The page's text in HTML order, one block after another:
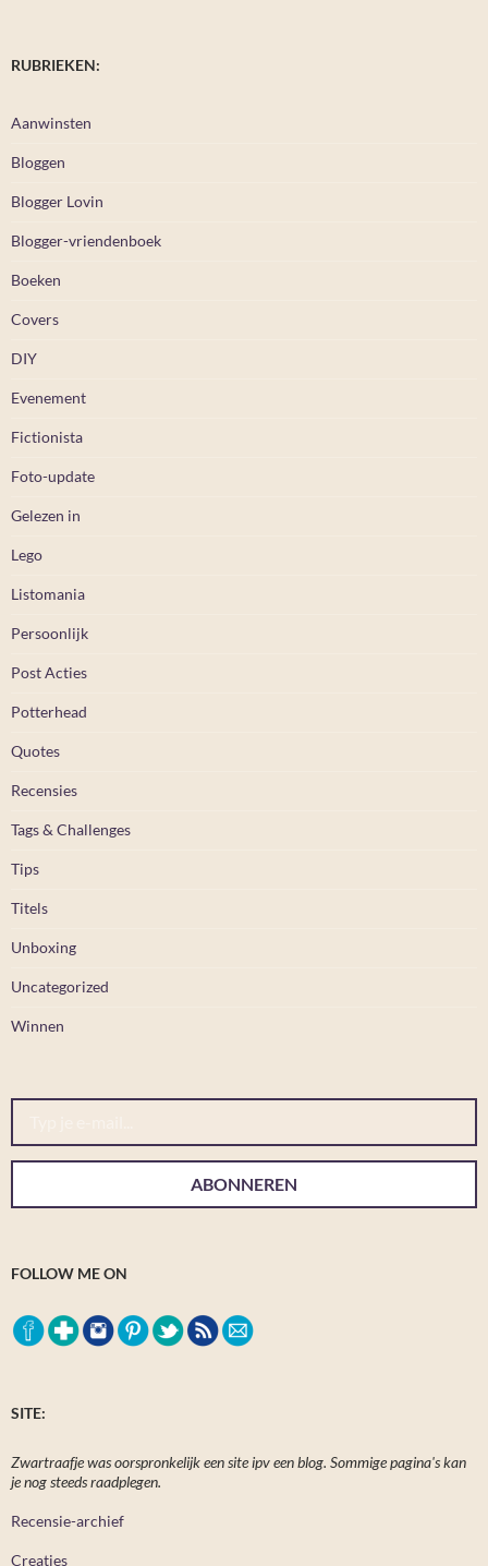
RUBRIEKEN:
Aanwinsten
Bloggen
Blogger Lovin
Blogger-vriendenboek
Boeken
Covers
DIY
Evenement
Fictionista
Foto-update
Gelezen in
Lego
Listomania
Persoonlijk
Post Acties
Potterhead
Quotes
Recensies
Tags & Challenges
Tips
Titels
Unboxing
Uncategorized
Winnen
Typ je e-mail...
ABONNEREN
FOLLOW ME ON
SITE:
Zwartraafje was oorspronkelijk een site ipv een blog. Sommige pagina's kan
je nog steeds raadplegen.
Recensie-archief
Creaties